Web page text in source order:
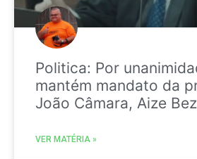
Politica: Por
mantém mandato da
João Câmara, Aize
VER MATÉRIA »